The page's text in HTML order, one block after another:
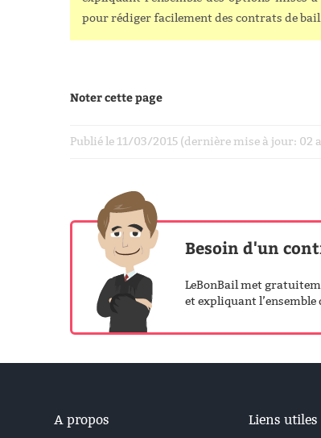
pour rédiger facilement des contrats de
Noter cette page
Publié le 11/03/2015 (dernière mise à jour: 02
Besoin d'un
LeBonBail met
et expliquant
A propos Liens utiles